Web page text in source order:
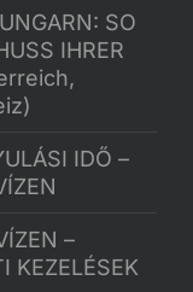
SO
IHRER
IDŐ –
–
KEZELÉSEK